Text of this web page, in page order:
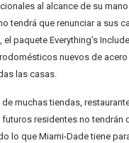
al alcance de su
tendrá que renunciar a sus
paquete Everything’s
nuevos de
las casas.
muchas tiendas,
residentes no tendrán
lo que Miami-Dade tiene